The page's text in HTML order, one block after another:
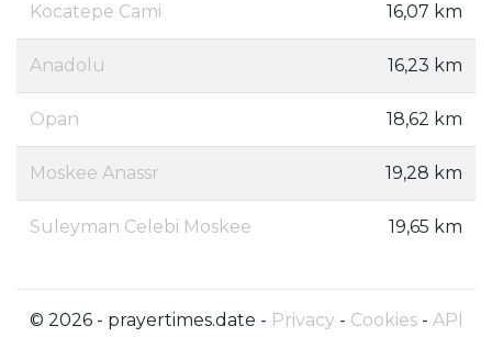
Kocatepe Cami 16,07 km
Anadolu 16,23 km
Opan 18,62 km
Moskee Anassr 19,28 km
Suleyman Celebi Moskee 19,65 km
© 2026 - prayertimes.date - Privacy- Cookies- API